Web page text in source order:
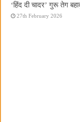
‘हिंद दी चादर’ गुरू तेग
27th February 2026